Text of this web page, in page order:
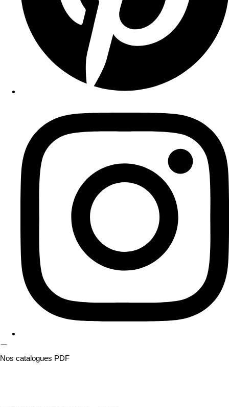
Nos catalogues PDF